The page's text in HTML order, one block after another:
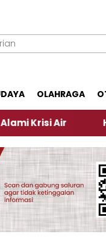
OLAHRAGA
Air Harga